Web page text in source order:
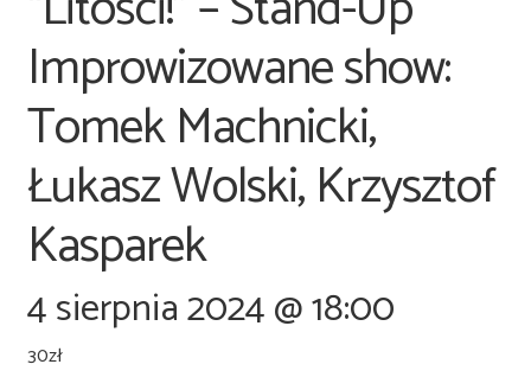
Improwizowane show:
Tomek Machnicki,
Łukasz Wolski, Krzysztof
Kasparek
4 sierpnia 2024 @ 18:00
30zł